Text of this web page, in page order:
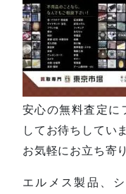
安心の無料査定に
してお待ちしてい
お気軽にお立ち寄
エルメス製品、